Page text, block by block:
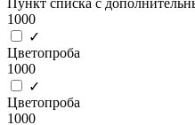
Пункт списка с
1000
✓
Цветопроба
1000
✓
Цветопроба
1000